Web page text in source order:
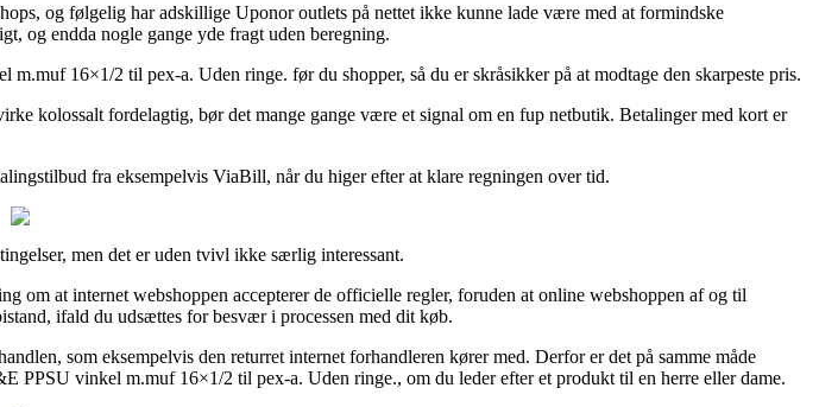
og følgelig har adskillige Uponor outlets på nettet ikke kunne lade være med at formindske
og endda nogle gange yde fragt uden beregning.
16×1/2 til pex-a. Uden ringe. før du shopper, så du er skråsikker på at modtage den skarpeste pris.
kolossalt fordelagtig, bør det mange gange være et signal om en fup netbutik. Betalinger med kort er
fra eksempelvis ViaBill, når du higer efter at klare regningen over tid.
men det er uden tvivl ikke særlig interessant.
at internet webshoppen accepterer de officielle regler, foruden at online webshoppen af og til
ifald du udsættes for besvær i processen med dit køb.
som eksempelvis den returret internet forhandleren kører med. Derfor er det på samme måde
PPSU vinkel m.muf 16×1/2 til pex-a. Uden ringe., om du leder efter et produkt til en herre eller dame.